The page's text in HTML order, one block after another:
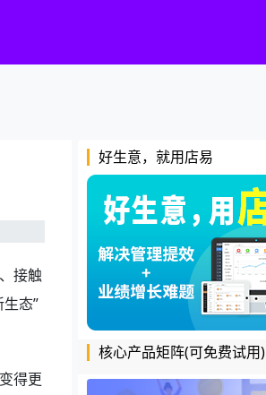
接触
态”
得更
好生意，就用店易
核心产品矩阵(可免费试用)